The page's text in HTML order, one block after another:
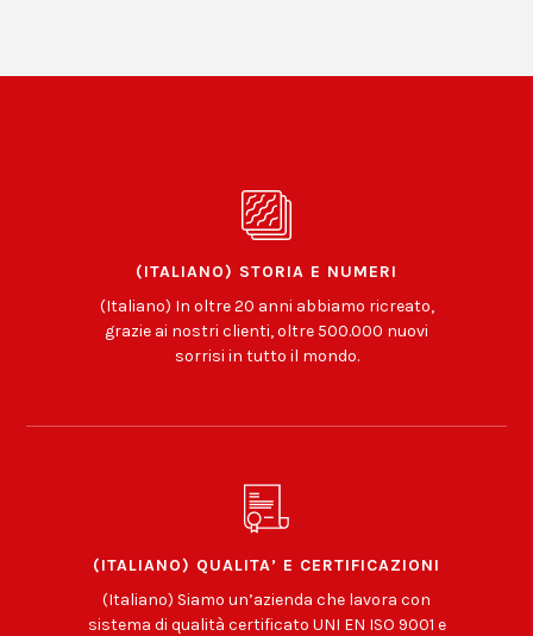
(ITALIANO) STORIA E NUMERI
(Italiano) In oltre 20 anni abbiamo ricreato,
grazie ai nostri clienti, oltre 500.000 nuovi
sorrisi in tutto il mondo.
(ITALIANO) QUALITA’ E CERTIFICAZIONI
(Italiano) Siamo un’azienda che lavora con
sistema di qualità certificato UNI EN ISO 9001 e